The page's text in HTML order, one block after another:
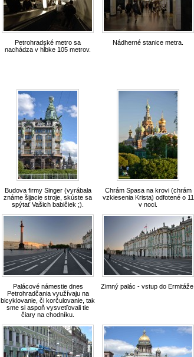
Petrohradské metro sa
nachádza v hĺbke 105 metrov.
Nádherné stanice metra.
Budova firmy Singer (vyrábala
známe šijacie stroje, skúste sa
spýtať Vašich babičiek ;).
Chrám Spasa na krovi (chrám
vzkiesenia Krista) odfotené o 11
v noci.
Palácové námestie dnes
Petrohradčania využívaju na
bicyklovanie, či korčulovanie, tak
sme si aspoň vysvetľovali tie
čiary na chodníku.
Zimný palác - vstup do Ermitáže.